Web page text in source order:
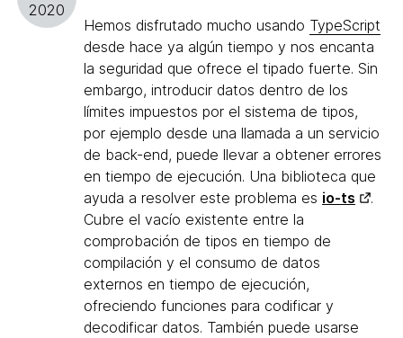
2020
Hemos disfrutado mucho usando TypeScript
desde hace ya algún tiempo y nos encanta
la seguridad que ofrece el tipado fuerte. Sin
embargo, introducir datos dentro de los
límites impuestos por el sistema de tipos,
por ejemplo desde una llamada a un servicio
de back-end, puede llevar a obtener errores
en tiempo de ejecución. Una biblioteca que
ayuda a resolver este problema es io-ts
.
Cubre el vacío existente entre la
comprobación de tipos en tiempo de
compilación y el consumo de datos
externos en tiempo de ejecución,
ofreciendo funciones para codificar y
decodificar datos. También puede usarse